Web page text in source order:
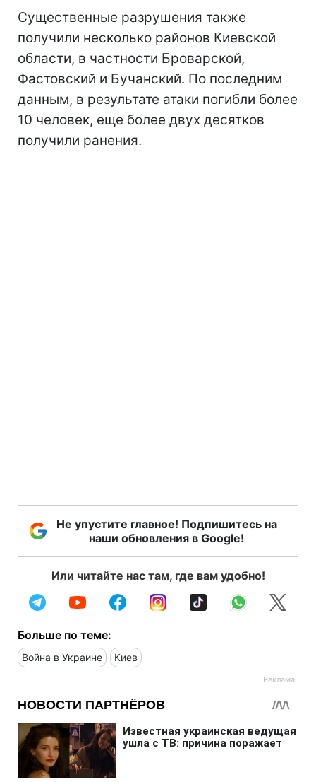
Существенные разрушения также
получили несколько районов Киевской
области, в частности Броварской,
Фастовский и Бучанский. По последним
данным, в результате атаки погибли более
10 человек, еще более двух десятков
получили ранения.
Не упустите главное! Подпишитесь на
наши обновления в Google!
Или читайте нас там, где вам удобно!
Больше по теме:
Война в Украине Киев